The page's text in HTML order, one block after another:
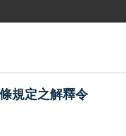
規定之解釋令